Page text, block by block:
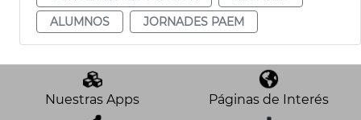
ALUMNOS
JORNADES PAEM
Nuestras Apps Páginas de Interés